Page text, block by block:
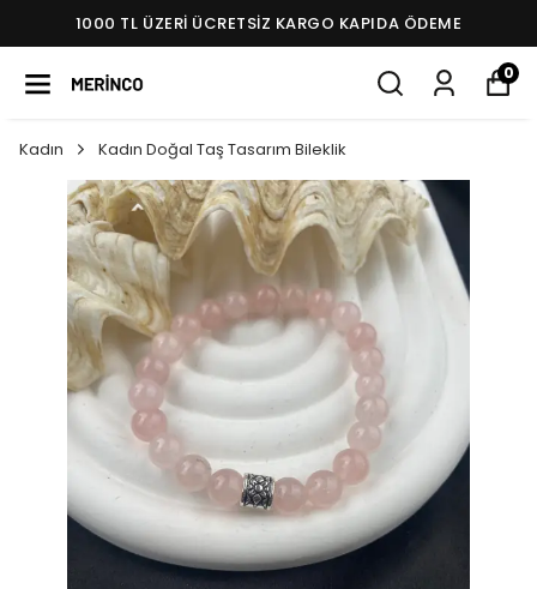
1000 TL ÜZERI ÜCRETSIZ KARGO KAPIDA ÖDEME
0
Kadın Kadın Doğal Taş Tasarım Bileklik